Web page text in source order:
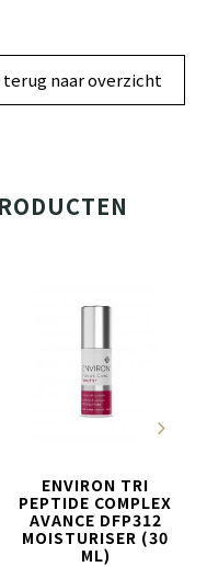
terug naar overzicht
ENVIRON TRI
PEPTIDE COMPLEX
AVANCE DFP312
MOISTURISER (30
ML)